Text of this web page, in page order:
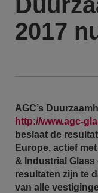
2017
AGC’s
http://www.agc-
beslaat de
Europe, actief
& Industrial Glass
resultaten zijn te
van alle